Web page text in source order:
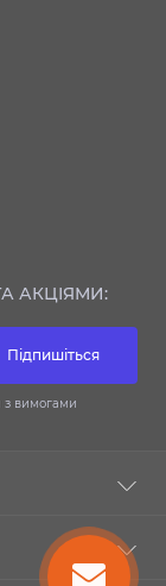
АКЦІЯМИ:
Підпишіться
з вимогами